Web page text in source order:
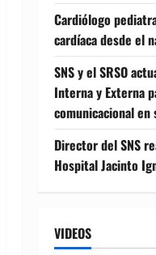
Cardiólogo
cardíaca desde el
SNS y el SRSO
Interna y Externa
comunicacional en
Director del SNS
Hospital Jacinto
VIDEOS